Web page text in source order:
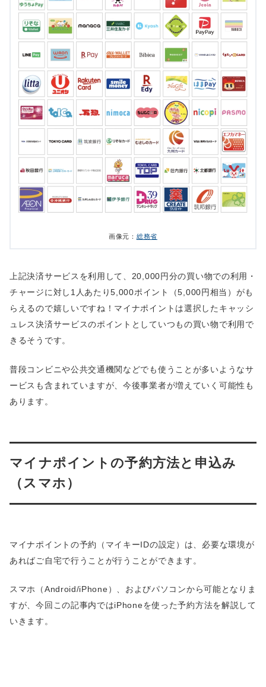
画像元： 総務省
上記決済サービスを利用して、20,000円分の買い物での利用・
チャージに対し1人あたり5,000ポイント（5,000円相当）がも
らえるので嬉しいですね！マイナポイントは選択したキャッシ
ュレス決済サービスのポイントとしていつもの買い物で利用で
きるそうです。
普段コンビニや公共交通機関などでも使うことが多いようなサ
ービスも含まれていますが、今後事業者が増えていく可能性も
あります。
マイナポイントの予約方法と申込み
（スマホ）
マイナポイントの予約（マイキーIDの設定）は、必要な環境が
あればご自宅で行うことが行うことができます。
スマホ（Android/iPhone）、およびパソコンから可能となりま
すが、今回この記事内ではiPhoneを使った予約方法を解説して
いきます。